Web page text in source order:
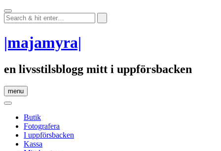
Skip
to
content
|majamyra|
en livsstilsblogg mitt i uppförsbacken
menu
Butik
Fotografera
I uppförsbacken
Kassa